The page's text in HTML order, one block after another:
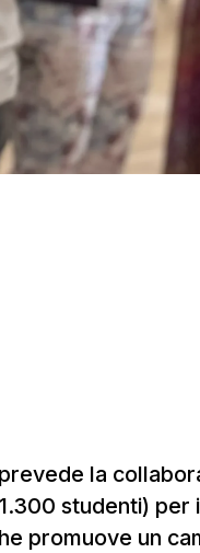
la
studenti)
promuove un